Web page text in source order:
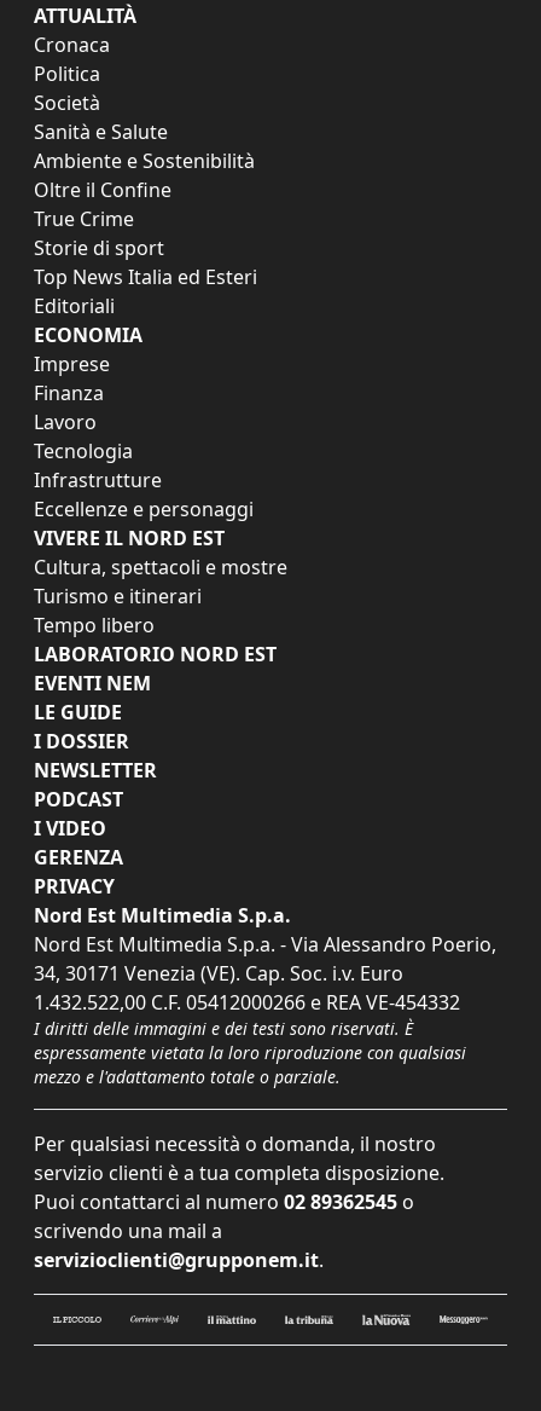
ATTUALITÀ
Cronaca
Politica
Società
Sanità e Salute
Ambiente e Sostenibilità
Oltre il Confine
True Crime
Storie di sport
Top News Italia ed Esteri
Editoriali
ECONOMIA
Imprese
Finanza
Lavoro
Tecnologia
Infrastrutture
Eccellenze e personaggi
VIVERE IL NORD EST
Cultura, spettacoli e mostre
Turismo e itinerari
Tempo libero
LABORATORIO NORD EST
EVENTI NEM
LE GUIDE
I DOSSIER
NEWSLETTER
PODCAST
I VIDEO
GERENZA
PRIVACY
Nord Est Multimedia S.p.a.
Nord Est Multimedia S.p.a. - Via Alessandro Poerio,
34, 30171 Venezia (VE). Cap. Soc. i.v. Euro
1.432.522,00 C.F. 05412000266 e REA VE-454332
I diritti delle immagini e dei testi sono riservati. È
espressamente vietata la loro riproduzione con qualsiasi
mezzo e l'adattamento totale o parziale.
Per qualsiasi necessità o domanda, il nostro
servizio clienti è a tua completa disposizione.
Puoi contattarci al numero 02 89362545 o
scrivendo una mail a
servizioclienti@grupponem.it.